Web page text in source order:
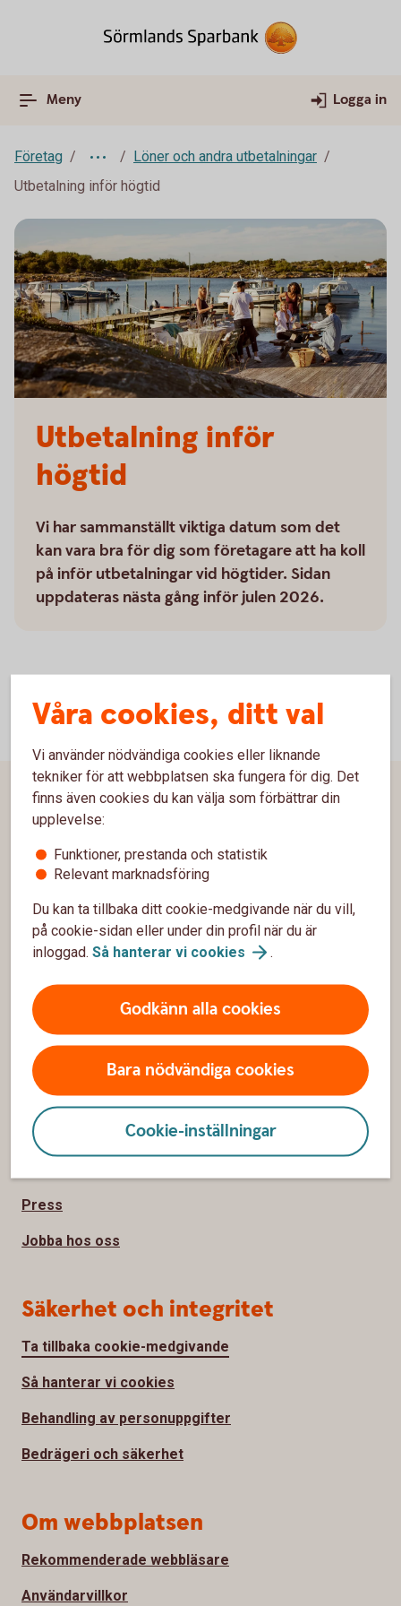
Meny Logga in
Företag
Löner och andra utbetalningar
Utbetalning inför högtid
Utbetalning inför
högtid
Vi har sammanställt viktiga datum som det
kan vara bra för dig som företagare att ha koll
på inför utbetalningar vid högtider. Sidan
uppdateras nästa gång inför julen 2026.
Våra cookies, ditt val
Vi använder nödvändiga cookies eller liknande
tekniker för att webbplatsen ska fungera för dig. Det
finns även cookies du kan välja som förbättrar din
upplevelse:
Funktioner, prestanda och statistik
Relevant marknadsföring
Du kan ta tillbaka ditt cookie-medgivande när du vill,
på cookie-sidan eller under din profil när du är
inloggad. Så hanterar vi cookies .
Godkänn alla cookies
Bara nödvändiga cookies
Cookie-inställningar
Sidfot
Hitta snabbt
Kundservice
Spärrhjälp
Hitta bankkontor
Bli kund
Priser, räntor och kurser
Om oss
Om Sörmlands Sparbank
Hållbarhet
Press
Jobba hos oss
Säkerhet och integritet
Ta tillbaka cookie-medgivande
Så hanterar vi cookies
Behandling av personuppgifter
Bedrägeri och säkerhet
Om webbplatsen
Rekommenderade webbläsare
Användarvillkor